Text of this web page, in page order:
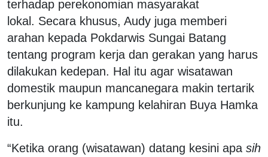
terhadap perekonomian masyarakat
lokal. Secara khusus, Audy juga memberi
arahan kepada Pokdarwis Sungai Batang
tentang program kerja dan gerakan yang harus
dilakukan kedepan. Hal itu agar wisatawan
domestik maupun mancanegara makin tertarik
berkunjung ke kampung kelahiran Buya Hamka
itu.
“Ketika orang (wisatawan) datang kesini apa sih